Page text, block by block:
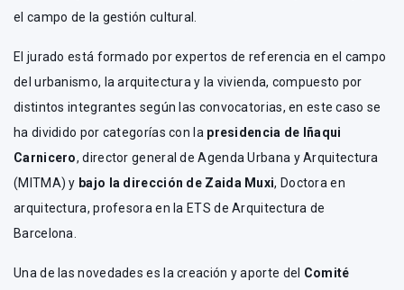
el campo de la gestión cultural.
El jurado está formado por expertos de referencia en el campo
del urbanismo, la arquitectura y la vivienda, compuesto por
distintos integrantes según las convocatorias, en este caso se
ha dividido por categorías con la presidencia de Iñaqui
Carnicero, director general de Agenda Urbana y Arquitectura
(MITMA) y bajo la dirección de Zaida Muxi, Doctora en
arquitectura, profesora en la ETS de Arquitectura de
Barcelona.
Una de las novedades es la creación y aporte del Comité